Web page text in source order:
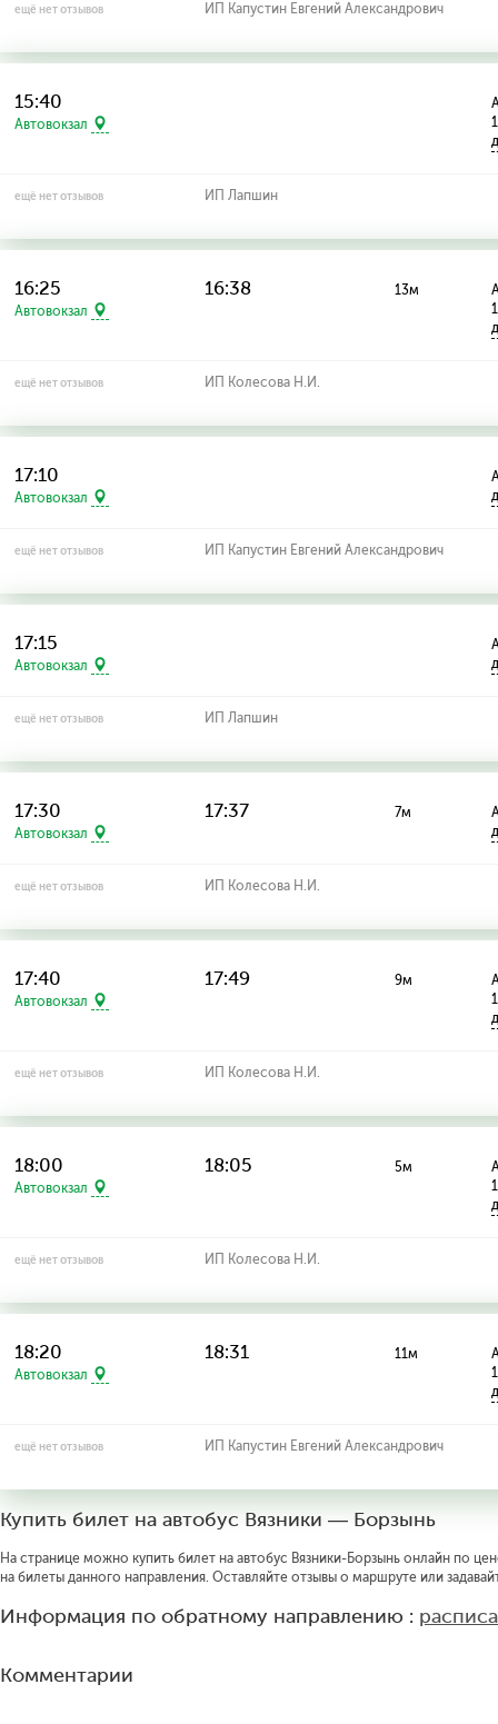
ещё нет отзывов ИП Капустин Евгений Александрович
15:40
Автовокзал
ещё нет отзывов ИП Лапшин
16:25
Автовокзал
16:38 13м
ещё нет отзывов ИП Колесова Н.И.
17:10
Автовокзал
ещё нет отзывов ИП Капустин Евгений Александрович
17:15
Автовокзал
ещё нет отзывов ИП Лапшин
17:30
Автовокзал
17:37 7м
ещё нет отзывов ИП Колесова Н.И.
17:40
Автовокзал
17:49 9м
ещё нет отзывов ИП Колесова Н.И.
18:00
Автовокзал
18:05 5м
ещё нет отзывов ИП Колесова Н.И.
18:20
Автовокзал
18:31 11м
ещё нет отзывов ИП Капустин Евгений Александрович
Купить билет на автобус Вязники — Борзынь
На странице можно купить билет на автобус Вязники-Борзынь онлайн по
на билеты данного направления. Оставляйте отзывы о маршруте или
Информация по обратному направлению :
Комментарии